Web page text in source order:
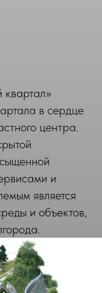
квартал»
в сердце
центра.
и
является
и объектов,